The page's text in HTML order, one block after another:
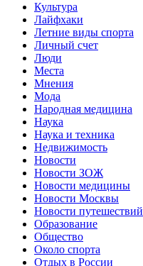
Культура
Лайфхаки
Летние виды спорта
Личный счет
Люди
Места
Мнения
Мода
Народная медицина
Наука
Наука и техника
Недвижимость
Новости
Новости ЗОЖ
Новости медицины
Новости Москвы
Новости путешествий
Образование
Общество
Около спорта
Отдых в России